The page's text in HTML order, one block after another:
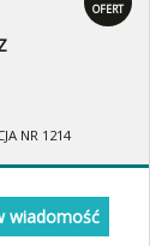
OFERT
NR 1214
wiadomość